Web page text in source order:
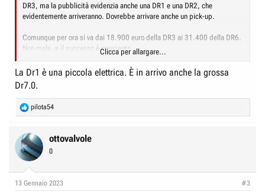
DR3, ma la pubblicità evidenzia anche una DR1 e una DR2, che
evidentemente arriveranno. Dovrebbe arrivare anche un pick-up.
Comunque per ora si va dai 18.900 euro della DR3 ai 31.400 della DR6.
Non male, e il successo è crescente.
Dalla DR 3.0 alla DR F35: tutti i prezzi della gamma 2023 -
Quattroruote.it
Listino prezzi gamma DR 2023:
DR 3.0 1.5 GPL: 20.400 euro
DR 4.0 1.5: 19.900 euro
DR 5.0 1.5: 21.900 euro
Clicca per allargare...
La Dr1 è una piccola elettrica. È in arrivo anche la grossa
Dr7.0.
R
e
c
t
i
s
pilota54
ottovalvole
0
13 Gennaio 2023 #3